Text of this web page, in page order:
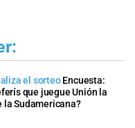
el sorteo Encuesta:
que juegue Unión la
la Sudamericana?